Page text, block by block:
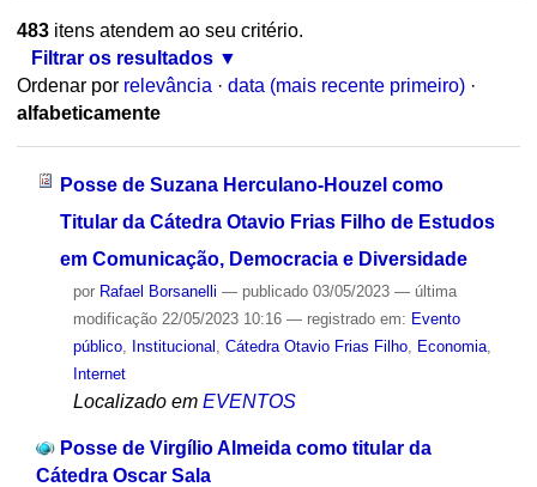
483itens atendem ao seu critério.
Filtrar os resultados
Ordenar por relevância · data (mais recente primeiro) ·
alfabeticamente
Posse de Suzana Herculano-Houzel como
Titular da Cátedra Otavio Frias Filho de Estudos
em Comunicação, Democracia e Diversidade
por Rafael Borsanelli — publicado03/05/2023 — última
modificação22/05/2023 10:16 — registrado em: Evento
público, Institucional Cátedra Otavio Frias Filho, Economia,
Internet
Localizado em EVENTOS
Posse de Virgílio Almeida como titular da
Cátedra Oscar Sala